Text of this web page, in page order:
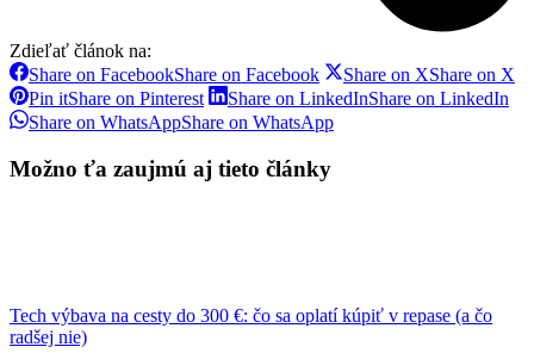
Zdieľať článok na:
Share on FacebookShare on Facebook Share on XShare on X
Pin itShare on Pinterest Share on LinkedInShare on LinkedIn
Share on WhatsAppShare on WhatsApp
Možno ťa zaujmú aj tieto články
Tech výbava na cesty do 300 €: čo sa oplatí kúpiť v repase (a čo
radšej nie)